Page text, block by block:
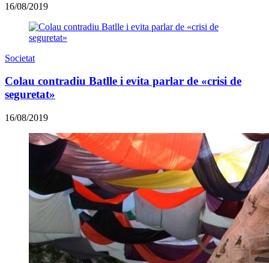
16/08/2019
Societat
Colau contradiu Batlle i evita parlar de «crisi de
seguretat»
16/08/2019